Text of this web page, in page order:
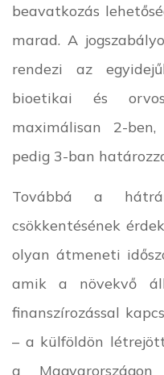
beavatkozás
marad. A
rendezi az
bioetikai és
maximálisan 2-
pedig 3-ban
Továbbá a
csökkentésének
olyan átmeneti
amik a növekvő
finanszírozással
– a külföldön
a Magyarországon